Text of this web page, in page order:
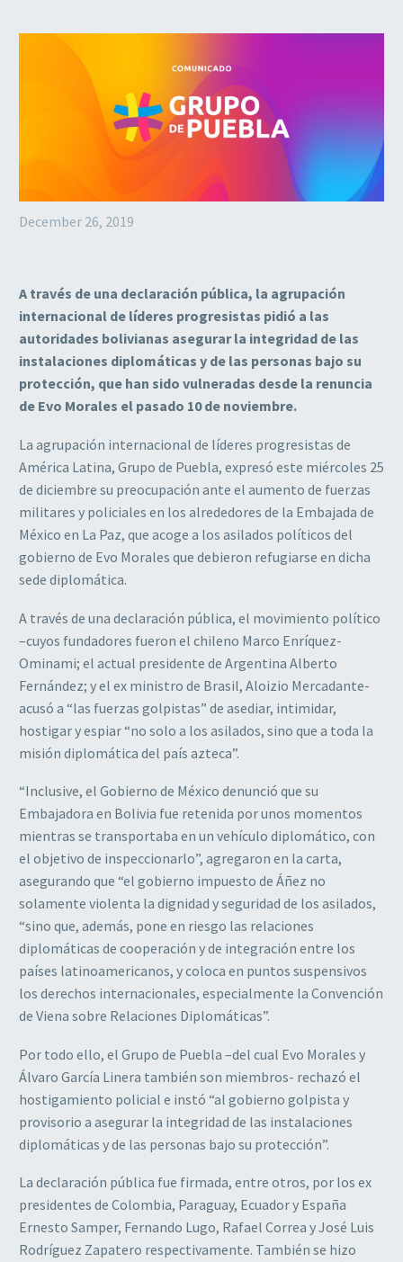
December 26, 2019
A través de una declaración pública, la agrupación
internacional de líderes progresistas pidió a las
autoridades bolivianas asegurar la integridad de las
instalaciones diplomáticas y de las personas bajo su
protección, que han sido vulneradas desde la renuncia
de Evo Morales el pasado 10 de noviembre.
La agrupación internacional de líderes progresistas de
América Latina, Grupo de Puebla, expresó este miércoles 25
de diciembre su preocupación ante el aumento de fuerzas
militares y policiales en los alrededores de la Embajada de
México en La Paz, que acoge a los asilados políticos del
gobierno de Evo Morales que debieron refugiarse en dicha
sede diplomática.
A través de una declaración pública, el movimiento político
–cuyos fundadores fueron el chileno Marco Enríquez-
Ominami; el actual presidente de Argentina Alberto
Fernández; y el ex ministro de Brasil, Aloizio Mercadante-
acusó a “las fuerzas golpistas” de asediar, intimidar,
hostigar y espiar “no solo a los asilados, sino que a toda la
misión diplomática del país azteca”.
“Inclusive, el Gobierno de México denunció que su
Embajadora en Bolivia fue retenida por unos momentos
mientras se transportaba en un vehículo diplomático, con
el objetivo de inspeccionarlo”, agregaron en la carta,
asegurando que “el gobierno impuesto de Áñez no
solamente violenta la dignidad y seguridad de los asilados,
“sino que, además, pone en riesgo las relaciones
diplomáticas de cooperación y de integración entre los
países latinoamericanos, y coloca en puntos suspensivos
los derechos internacionales, especialmente la Convención
de Viena sobre Relaciones Diplomáticas”.
Por todo ello, el Grupo de Puebla –del cual Evo Morales y
Álvaro García Linera también son miembros- rechazó el
hostigamiento policial e instó “al gobierno golpista y
provisorio a asegurar la integridad de las instalaciones
diplomáticas y de las personas bajo su protección”.
La declaración pública fue firmada, entre otros, por los ex
presidentes de Colombia, Paraguay, Ecuador y España
Ernesto Samper, Fernando Lugo, Rafael Correa y José Luis
Rodríguez Zapatero respectivamente. También se hizo